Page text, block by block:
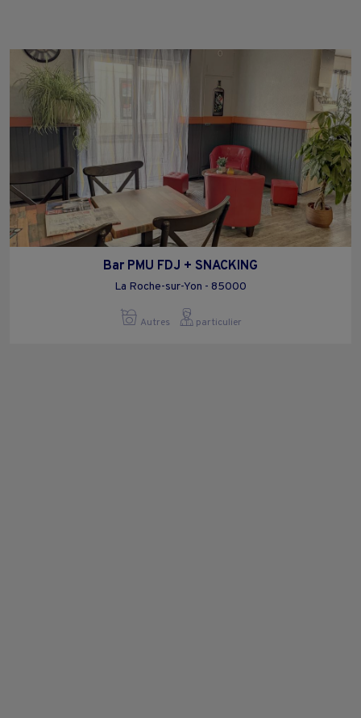
Bar PMU FDJ + SNACKING
La Roche-sur-Yon - 85000
Autres particulier